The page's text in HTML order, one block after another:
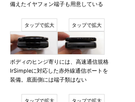
備えたイヤフォン端子も用意している
ボディのヒンジ寄りには、高速通信規格
IrSimpleに対応した赤外線通信ポートを
装備。底面側には端子類はない